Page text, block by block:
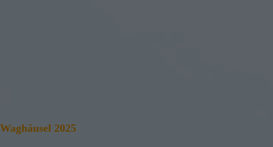
Waghäusel 2025